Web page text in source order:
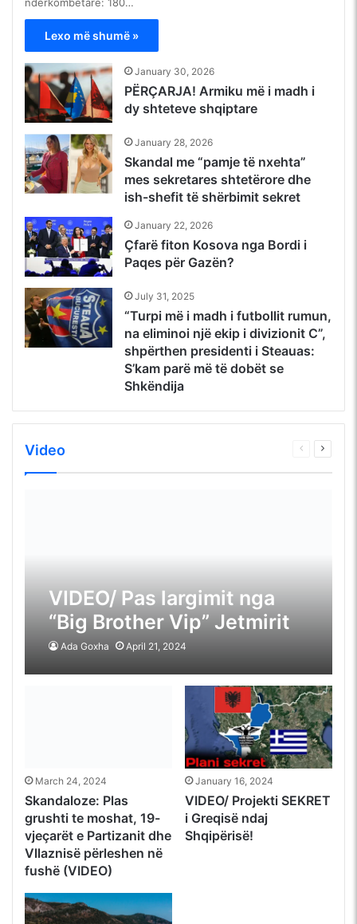
Lexo më shumë »
January 30, 2026
PËRÇARJA! Armiku më i madh i
dy shteteve shqiptare
January 28, 2026
Skandal me “pamje të nxehta”
mes sekretares shtetërore dhe
ish-shefit të shërbimit sekret
January 22, 2026
Çfarë fiton Kosova nga Bordi i
Paqes për Gazën?
July 31, 2025
“Turpi më i madh i futbollit rumun,
na eliminoi një ekip i divizionit C”,
shpërthen presidenti i Steauas:
S’kam parë më të dobët se
Shkëndija
Video
Faqja
VIDEO/ Pas largimit nga
“Big Brother Vip” Jetmirit
s’i del e keqja, sulmon
sërish produksionin
Ada Goxha April 21, 2024
March 24, 2024
Skandaloze: Plas
grushti te moshat, 19-
vjeçarët e Partizanit dhe
Vllaznisë përleshen në
fushë (VIDEO)
January 16, 2024
VIDEO/ Projekti SEKRET
i Greqisë ndaj
Shqipërisë!